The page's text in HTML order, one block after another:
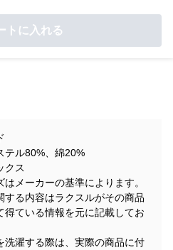
トに入れる
テル80%、綿20%
クス
はメーカーの基準によります。
する内容はラクスルがその商品
得ている情報を元に記載してお
洗濯する際は、実際の商品に付